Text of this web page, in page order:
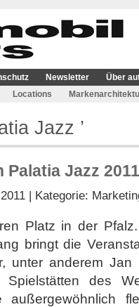
Newsletter
Über
Locations
Jazz ’
Jazz
| Kategorie:
Platz in der
bringt die
unter anderem
des